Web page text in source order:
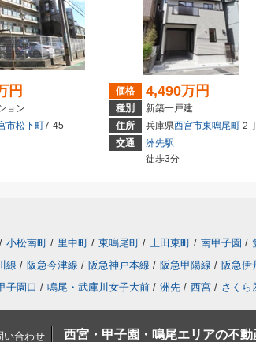
円
ョン
市松下町7-45
価格 4,490万円
種別
新築一戸建
住所
兵庫県西宮市東鳴尾町 ２丁目
交通
洲先駅
徒歩3分
/ 小松南町 / 里中町 / 東鳴尾町 / 上田東町 / 南甲子園 /
線 / 阪急今津線 / 阪急神戸本線 / 阪急甲陽線 / 阪急伊
子園口 / 鳴尾・武庫川女子大前 / 洲先 / 西宮 / さくら
い合わせ 西宮・甲子園・鳴尾エリアの不